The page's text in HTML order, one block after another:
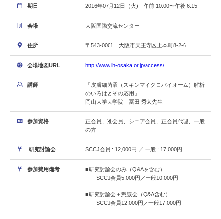
期日 2016年07月12日（火) 午前 10:00〜午後 6:15
会場 大阪国際交流センター
住所 〒543-0001 大阪市天王寺区上本町8-2-6
会場地図URL http://www.ih-osaka.or.jp/access/
講師
「皮膚細菌叢（スキンマイクロバイオーム）解析
のいろはとその応用」
岡山大学大学院 冨田 秀太先生
参加資格
正会員、准会員、シニア会員、正会員代理、一般
の方
研究討論会 SCCJ会員 : 12,000円 ／ 一般 : 17,000円
参加費用備考
■研究討論会のみ（Q&Aを含む）
SCCJ会員5,000円／一般10,000円
■研究討論会＋懇談会（Q&A含む）
SCCJ会員12,000円／一般17,000円